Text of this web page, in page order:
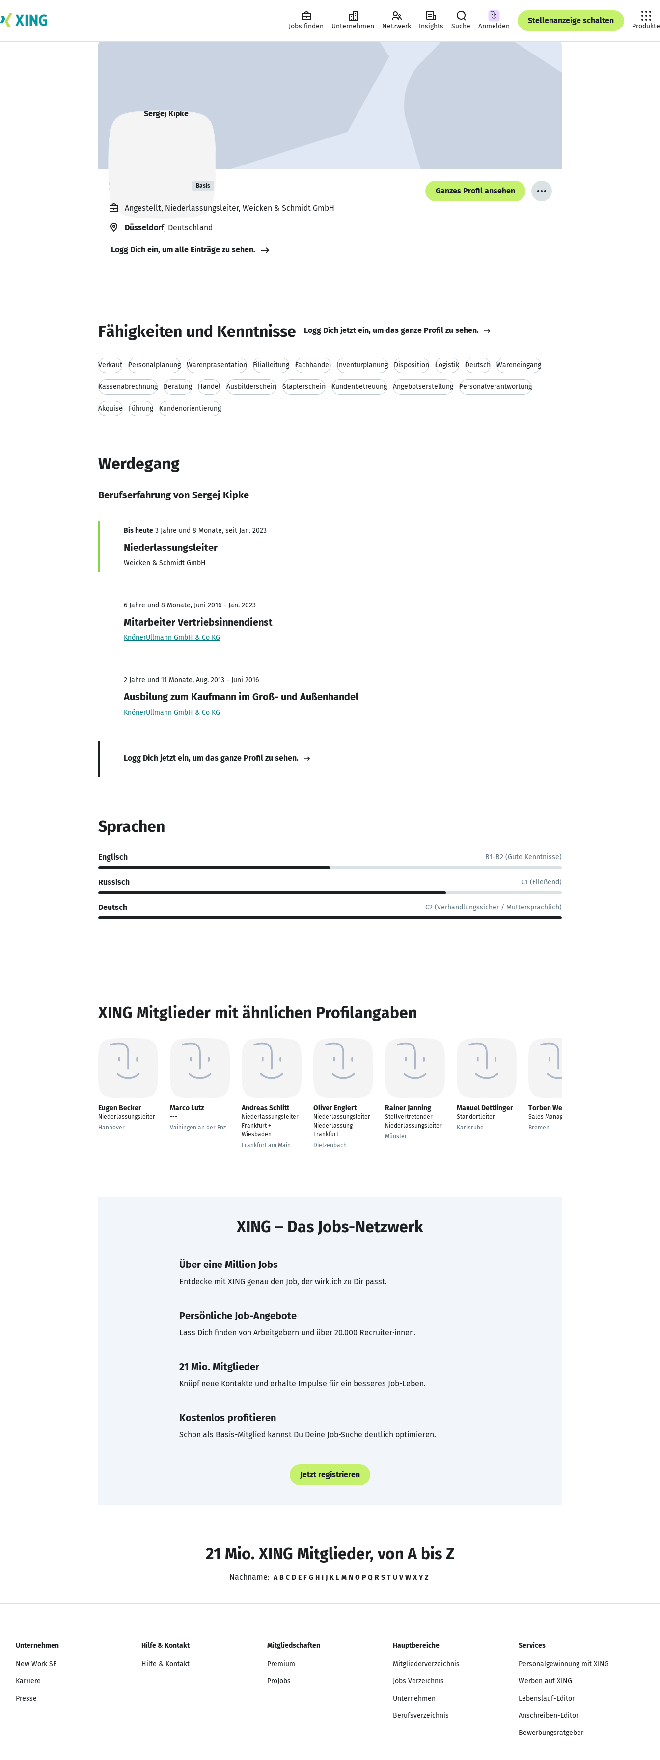
Jobs finden Unternehmen Netzwerk Insights Suche Anmelden
Stellenanzeige schalten
Produkte
Sergej Kipke Basis
Ganzes Profil ansehen
Angestellt, Niederlassungsleiter, Weicken & Schmidt GmbH
Düsseldorf, Deutschland
Logg Dich ein, um alle Einträge zu sehen.
Fähigkeiten und Kenntnisse Logg Dich jetzt ein, um das ganze Profil zu sehen.
Verkauf Personalplanung Warenpräsentation Filialleitung Fachhandel Inventurplanung Disposition Logistik Deutsch Wareneingang
Kassenabrechnung Beratung Handel Ausbilderschein Staplerschein Kundenbetreuung Angebotserstellung Personalverantwortung
Akquise Führung Kundenorientierung
Werdegang
Berufserfahrung von Sergej Kipke
Bis heute 3 Jahre und 8 Monate, seit Jan. 2023
Niederlassungsleiter
Weicken & Schmidt GmbH
6 Jahre und 8 Monate, Juni 2016 - Jan. 2023
Mitarbeiter Vertriebsinnendienst
KnönerUllmann GmbH & Co KG
2 Jahre und 11 Monate, Aug. 2013 - Juni 2016
Ausbilung zum Kaufmann im Groß- und Außenhandel
KnönerUllmann GmbH & Co KG
Logg Dich jetzt ein, um das ganze Profil zu sehen.
Sprachen
Englisch B1-B2 (Gute Kenntnisse)
Russisch C1 (Fließend)
Deutsch C2 (Verhandlungssicher / Muttersprachlich)
XING Mitglieder mit ähnlichen Profilangaben
Eugen Becker
Niederlassungsleiter
Hannover
Marco Lutz
---
Vaihingen an der Enz
Andreas Schlitt
Niederlassungsleiter
Frankfurt +
Wiesbaden
Frankfurt am Main
Oliver Englert
Niederlassungsleiter
Niederlassung
Frankfurt
Dietzenbach
Rainer Janning
Stellvertretender
Niederlassungsleiter
Münster
Manuel Dettlinger
Standortleiter
Karlsruhe
Torben Weickert
Sales Manager
Bremen
XING – Das Jobs-Netzwerk
Über eine Million Jobs
Entdecke mit XING genau den Job, der wirklich zu Dir passt.
Persönliche Job-Angebote
Lass Dich finden von Arbeitgebern und über 20.000 Recruiter·innen.
21 Mio. Mitglieder
Knüpf neue Kontakte und erhalte Impulse für ein besseres Job-Leben.
Kostenlos profitieren
Schon als Basis-Mitglied kannst Du Deine Job-Suche deutlich optimieren.
Jetzt registrieren
21 Mio. XING Mitglieder, von A bis Z
Nachname: A B C D E F G H I J K L M N O P Q R S T U V W X Y Z
Unternehmen
New Work SE
Karriere
Presse
Hilfe & Kontakt
Hilfe & Kontakt
Mitgliedschaften
Premium
ProJobs
Hauptbereiche
Mitgliederverzeichnis
Jobs Verzeichnis
Unternehmen
Berufsverzeichnis
Services
Personalgewinnung mit XING
Werben auf XING
Lebenslauf-Editor
Anschreiben-Editor
Bewerbungsratgeber